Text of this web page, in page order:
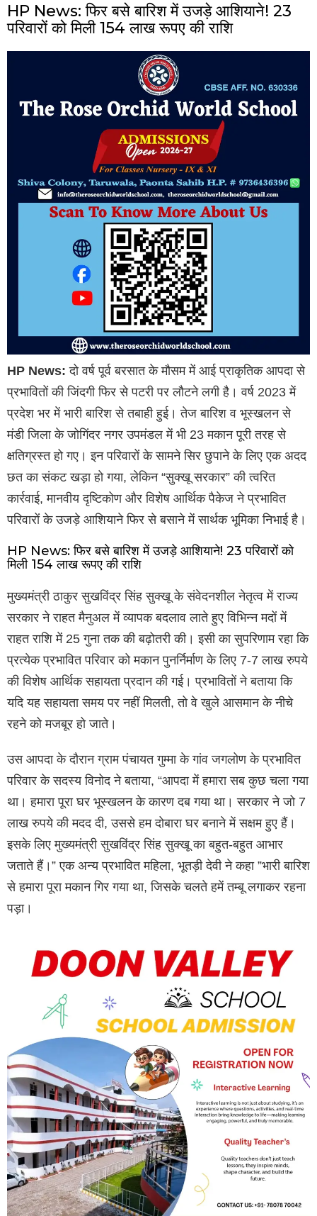
HP News: फिर बसे बारिश में उजड़े आशियाने! 23
परिवारों को मिली 154 लाख रूपए की राशि
HP News: दो वर्ष पूर्व बरसात के मौसम में आई प्राकृतिक आपदा से
प्रभावितों की जिंदगी फिर से पटरी पर लौटने लगी है। वर्ष 2023 में
प्रदेश भर में भारी बारिश से तबाही हुई। तेज बारिश व भूस्खलन से
मंडी जिला के जोगिंदर नगर उपमंडल में भी 23 मकान पूरी तरह से
क्षतिग्रस्त हो गए। इन परिवारों के सामने सिर छुपाने के लिए एक अदद
छत का संकट खड़ा हो गया, लेकिन “सुक्खू सरकार” की त्वरित
कार्रवाई, मानवीय दृष्टिकोण और विशेष आर्थिक पैकेज ने प्रभावित
परिवारों के उजड़े आशियाने फिर से बसाने में सार्थक भूमिका निभाई है।
HP News: फिर बसे बारिश में उजड़े आशियाने! 23 परिवारों को
मिली 154 लाख रूपए की राशि
मुख्यमंत्री ठाकुर सुखविंद्र सिंह सुक्खू के संवेदनशील नेतृत्व में राज्य
सरकार ने राहत मैनुअल में व्यापक बदलाव लाते हुए विभिन्न मदों में
राहत राशि में 25 गुना तक की बढ़ोतरी की। इसी का सुपरिणाम रहा कि
प्रत्येक प्रभावित परिवार को मकान पुनर्निर्माण के लिए 7-7 लाख रुपये
की विशेष आर्थिक सहायता प्रदान की गई। प्रभावितों ने बताया कि
यदि यह सहायता समय पर नहीं मिलती, तो वे खुले आसमान के नीचे
रहने को मजबूर हो जाते।
उस आपदा के दौरान ग्राम पंचायत गुम्मा के गांव जगलोण के प्रभावित
परिवार के सदस्य विनोद ने बताया, “आपदा में हमारा सब कुछ चला गया
था। हमारा पूरा घर भूस्खलन के कारण दब गया था। सरकार ने जो 7
लाख रुपये की मदद दी, उससे हम दोबारा घर बनाने में सक्षम हुए हैं।
इसके लिए मुख्यमंत्री सुखविंद्र सिंह सुक्खू का बहुत-बहुत आभार
जताते हैं।” एक अन्य प्रभावित महिला, भूतड़ी देवी ने कहा ”भारी बारिश
से हमारा पूरा मकान गिर गया था, जिसके चलते हमें तम्बू लगाकर रहना
पड़ा।